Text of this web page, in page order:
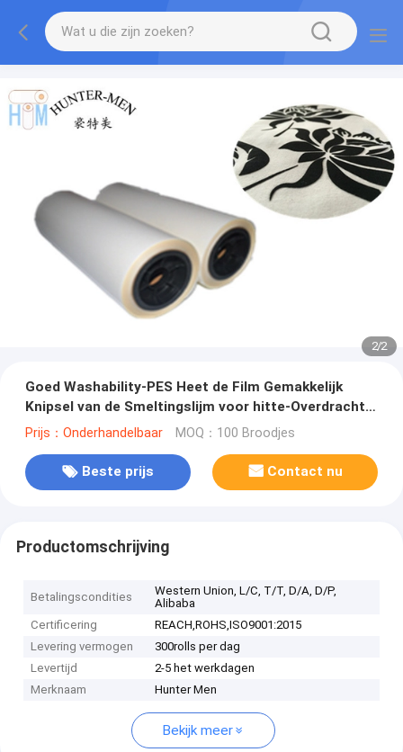
2/2
Goed Washability-PES Heet de Film Gemakkelijk
Knipsel van de Smeltingslijm voor hitte-Overdracht
het Bijeenkomen Stoffen
Prijs：Onderhandelbaar MOQ：100 Broodjes
Beste prijs Contact nu
Productomschrijving
Betalingscondities
Western Union, L/C, T/T, D/A, D/P,
Alibaba
Certificering
REACH,ROHS,ISO9001:2015
Levering vermogen
300rolls per dag
Levertijd
2-5 het werkdagen
Merknaam
Hunter Men
Bekijk meer